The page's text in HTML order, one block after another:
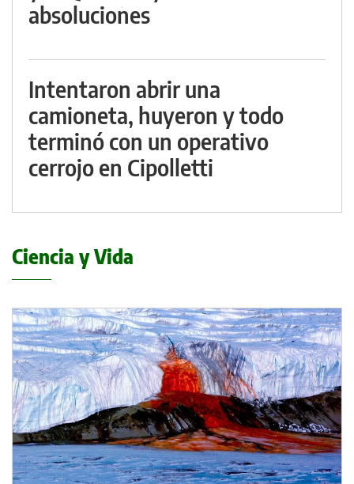
absoluciones
Intentaron abrir una
camioneta, huyeron y todo
terminó con un operativo
cerrojo en Cipolletti
Ciencia y Vida